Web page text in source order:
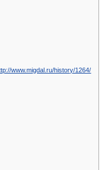
www.migdal.ru/history/1264/